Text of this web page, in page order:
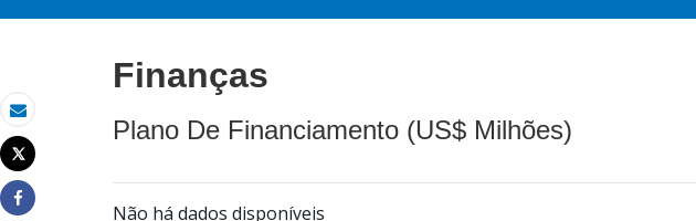
Email
Imprimir
Tweet
Finanças
Plano De Financiamento (US$ Milhões)
Não há dados disponíveis